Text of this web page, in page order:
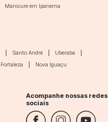
Manicure em Ipanema
Santo André Uberaba
Fortaleza Nova Iguaçu
Acompanhe nossas redes
sociais